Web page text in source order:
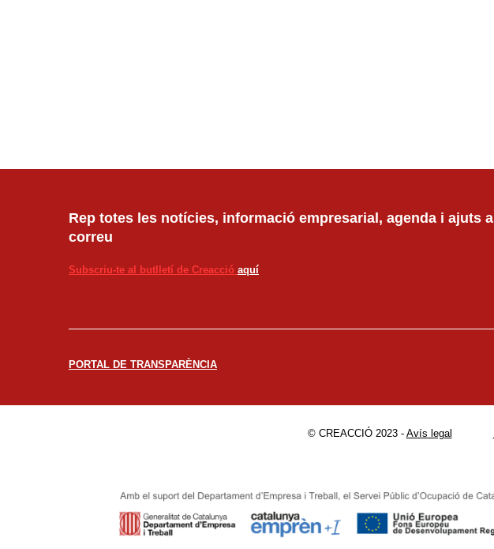
Rep totes les notícies, informació empresarial, agenda i ajuts al
correu
Subscriu-te al butlletí de Creacció aquí
PORTAL DE TRANSPARÈNCIA
© CREACCIÓ 2023 - Avís legal